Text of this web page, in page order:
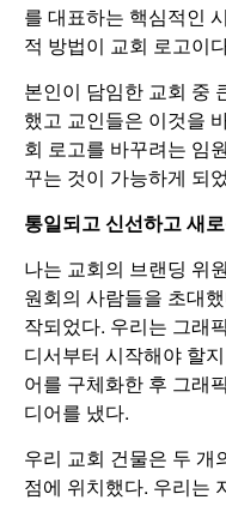
를 대표하는 핵심적인
적 방법이 교회 로고이
본인이 담임한 교회 중
했고 교인들은 이것을
회 로고를 바꾸려는 임
꾸는 것이 가능하게 되
통일되고신선하고새
나는 교회의 브랜딩 위
원회의 사람들을 초대
작되었다. 우리는 그래
디서부터 시작해야 할
어를 구체화한 후 그래
디어를 냈다.
우리 교회 건물은 두 개
점에 위치했다. 우리는